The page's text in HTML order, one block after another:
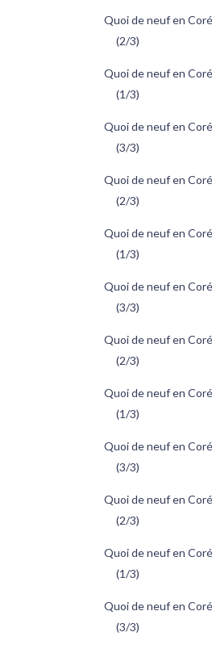
Quoi de neuf en
(2/3)
Quoi de neuf en
(1/3)
Quoi de neuf en
(3/3)
Quoi de neuf en
(2/3)
Quoi de neuf en
(1/3)
Quoi de neuf en
(3/3)
Quoi de neuf en
(2/3)
Quoi de neuf en
(1/3)
Quoi de neuf en
(3/3)
Quoi de neuf en
(2/3)
Quoi de neuf en
(1/3)
Quoi de neuf en
(3/3)